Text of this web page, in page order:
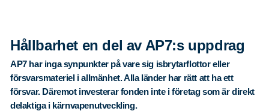
Hållbarhet en del av AP7:s uppdrag
AP7 har inga synpunkter på vare sig isbrytarflottor eller
försvarsmateriel i allmänhet. Alla länder har rätt att ha ett
försvar. Däremot investerar fonden inte i företag som är direkt
delaktiga i kärnvapenutveckling.
Policy om personuppgifter